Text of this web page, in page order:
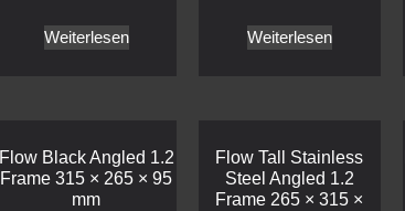
Weiterlesen Weiterlesen
Flow Black Angled 1.2
Frame 315 × 265 × 95
mm
Flow Tall Stainless
Steel Angled 1.2
Frame 265 × 315 ×